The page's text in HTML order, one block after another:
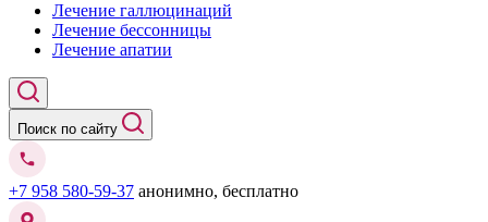
Лечение галлюцинаций
Лечение бессонницы
Лечение апатии
Поиск по сайту
+7 958 580-59-37 анонимно, бесплатно